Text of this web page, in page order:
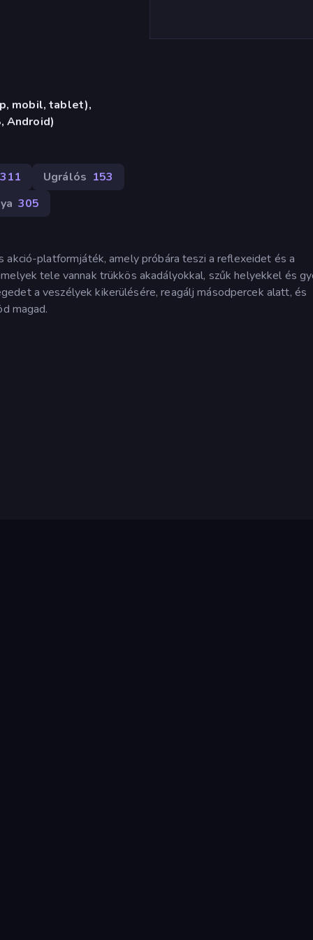
mobil, tablet),
Android)
311 Ugrálós 153
305
platformjáték, amely próbára teszi a reflexeidet és a
tele vannak trükkös akadályokkal, szűk helyekkel és
a veszélyek kikerülésére, reagálj másodpercek alatt, és
magad.